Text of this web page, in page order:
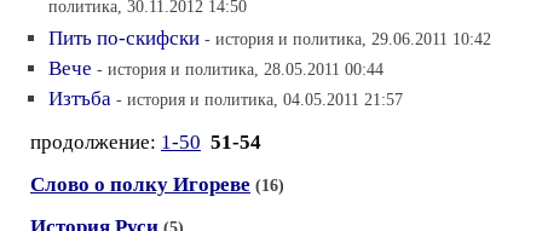
политика, 30.11.2012 14:50
Пить по-скифски - история и политика, 29.06.2011 10:42
Вече - история и политика, 28.05.2011 00:44
Изтъба - история и политика, 04.05.2011 21:57
продолжение: 1-50 51-54
Слово о полку Игореве (16)